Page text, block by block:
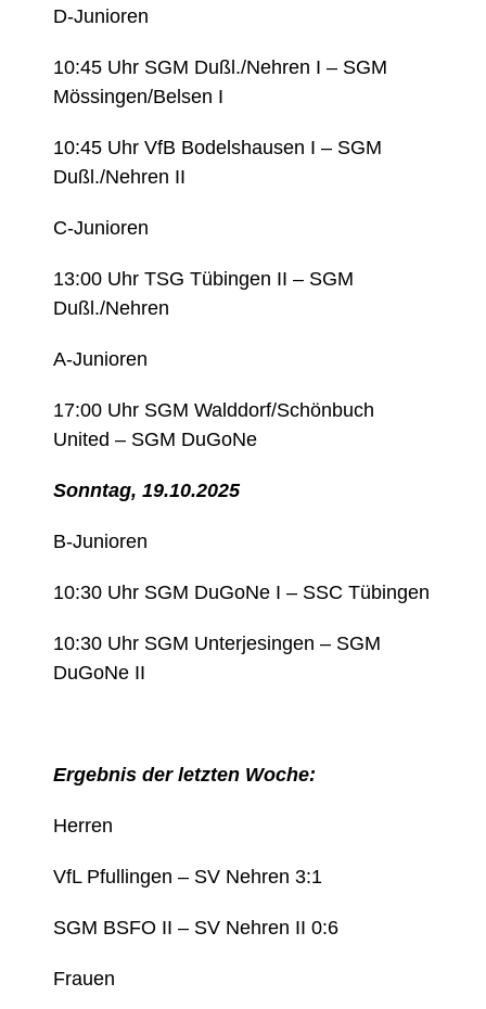
D-Junioren
10:45 Uhr SGM Dußl./Nehren I – SGM
Mössingen/Belsen I
10:45 Uhr VfB Bodelshausen I – SGM
Dußl./Nehren II
C-Junioren
13:00 Uhr TSG Tübingen II – SGM
Dußl./Nehren
A-Junioren
17:00 Uhr SGM Walddorf/Schönbuch
United – SGM DuGoNe
Sonntag, 19.10.2025
B-Junioren
10:30 Uhr SGM DuGoNe I – SSC Tübingen
10:30 Uhr SGM Unterjesingen – SGM
DuGoNe II
Ergebnis der letzten Woche:
Herren
VfL Pfullingen – SV Nehren 3:1
SGM BSFO II – SV Nehren II 0:6
Frauen